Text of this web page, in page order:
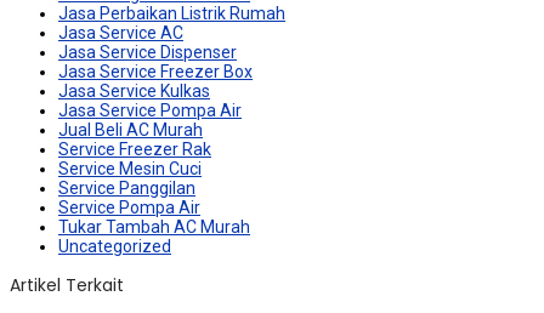
Jasa Perbaikan Listrik Rumah
Jasa Service AC
Jasa Service Dispenser
Jasa Service Freezer Box
Jasa Service Kulkas
Jasa Service Pompa Air
Jual Beli AC Murah
Service Freezer Rak
Service Mesin Cuci
Service Panggilan
Service Pompa Air
Tukar Tambah AC Murah
Uncategorized
Artikel Terkait